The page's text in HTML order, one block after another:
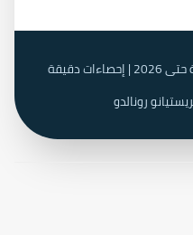
📊 جميع الأرقام والبطولات محدثة حتى 2026 | إحصاءات دقيقة
رونالدو